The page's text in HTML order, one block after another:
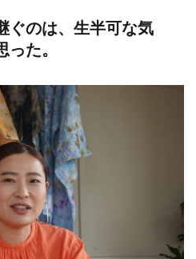
ぐのは、生半可な気
た。